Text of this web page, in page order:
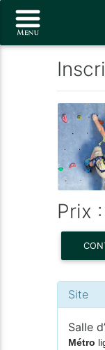
Prix
Site
Salle
Métro